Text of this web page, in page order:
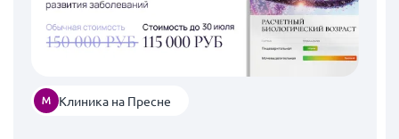
Клиника на Пресне